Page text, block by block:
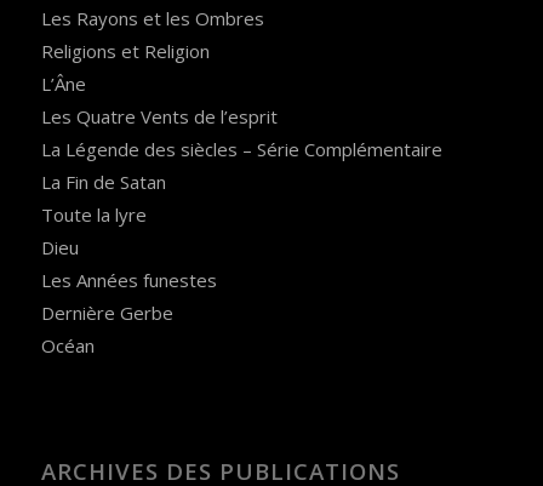
Les Rayons et les Ombres
Religions et Religion
L’Âne
Les Quatre Vents de l’esprit
La Légende des siècles – Série Complémentaire
La Fin de Satan
Toute la lyre
Dieu
Les Années funestes
Dernière Gerbe
Océan
ARCHIVES DES PUBLICATIONS